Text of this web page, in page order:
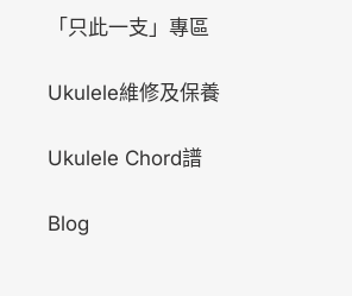
「只此一支」專區
Ukulele維修及保養
Ukulele Chord譜
Blog